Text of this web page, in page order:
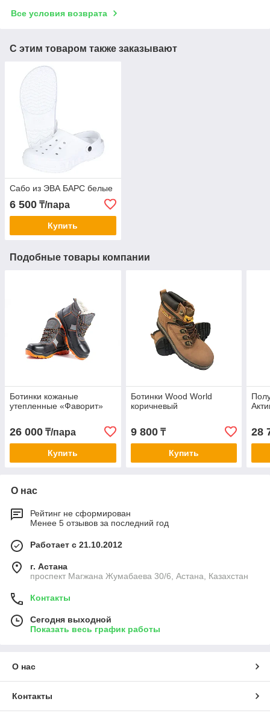
Все условия возврата
С этим товаром также заказывают
Сабо из ЭВА БАРС белые
6 500 ₸/пара
Купить
Подобные товары компании
Ботинки кожаные
утепленные «Фаворит»
26 000 ₸/пара
Купить
Ботинки Wood World
коричневый
9 800₸
Купить
28
О нас
Рейтинг не сформирован
Менее 5 отзывов за последний год
Работает с 21.10.2012
г. Астана
проспект Магжана Жумабаева 30/6, Астана, Казахстан
Контакты
Сегодня выходной
Показать весь график работы
О нас
Контакты